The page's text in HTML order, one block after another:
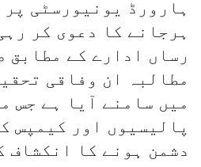
ہارورڈ یونیورسٹی پر
ہرجانے کا دعوی کر
رساں ادارے کے مطابق
مطالبہ ان وفاقی
میں سامنے آیا ہے جس
پالیسیوں اور کیمپس
دشمن ہونے کا انکشاف